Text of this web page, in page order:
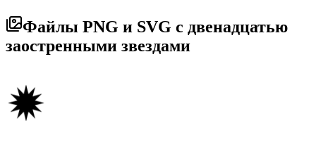
Файлы PNG и SVG с двенадцатью
заостренными звездами